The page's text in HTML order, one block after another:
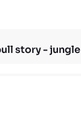
story - jungle